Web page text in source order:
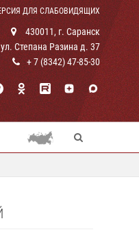
ДЛЯ СЛАБОВИДЯЩИХ
430011, г. Саранск
ул. Степана Разина д. 37
+ 7 (8342) 47-85-30